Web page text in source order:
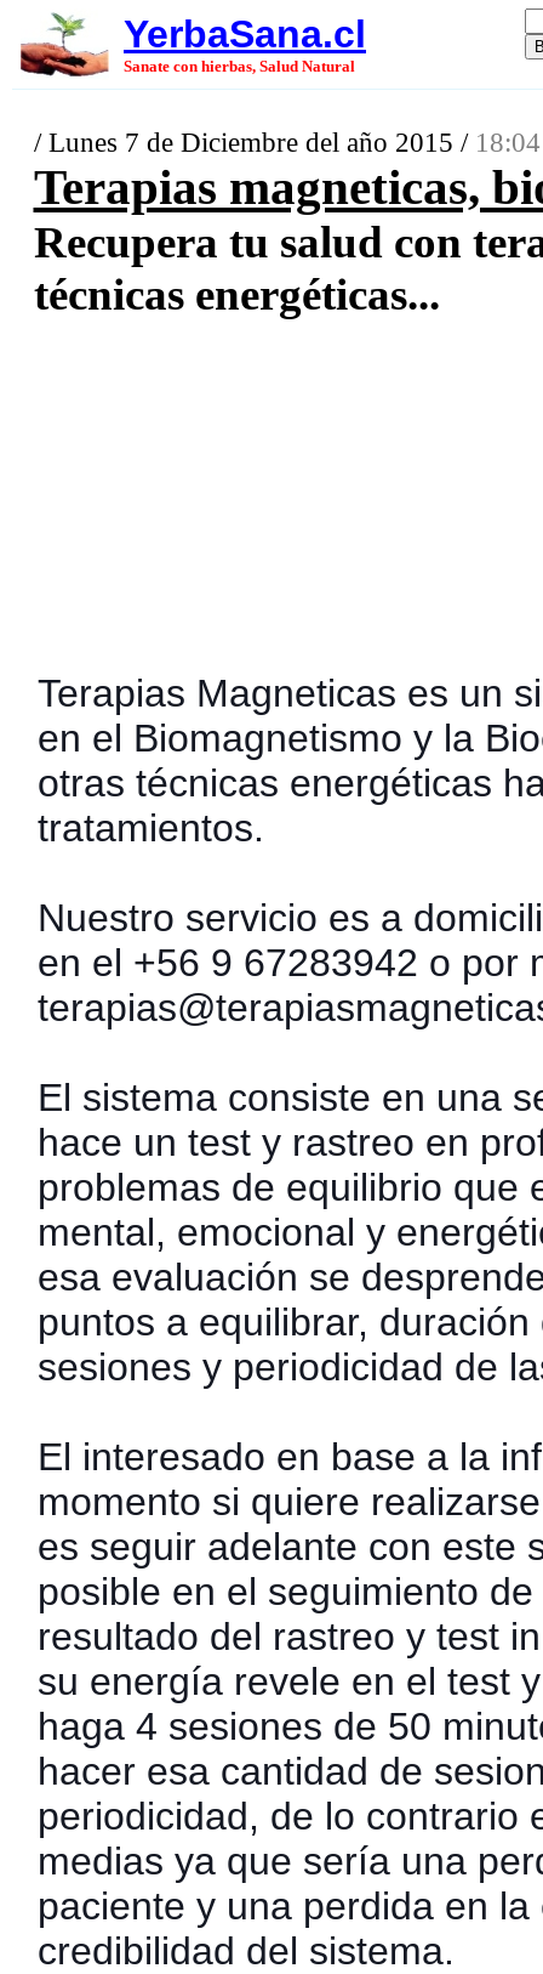
YerbaSana.cl
Sanate con hierbas, Salud Natural
/ Lunes 7 de Diciembre del año 2015 /
Terapias magneticas,
Recupera tu salud con
técnicas energéticas...
Terapias Magneticas es un
en el Biomagnetismo y la
otras técnicas energéticas
tratamientos.
Nuestro servicio es a
en el +56 9 67283942 o por
El sistema consiste en una
hace un test y rastreo en
problemas de equilibrio que
mental, emocional y
esa evaluación se
puntos a equilibrar,
sesiones y periodicidad de
El interesado en base a la
momento si quiere
es seguir adelante con este
posible en el seguimiento
resultado del rastreo y test
su energía revele en el test
haga 4 sesiones de 50
hacer esa cantidad de
periodicidad, de lo contrario
medias ya que sería una
paciente y una perdida en
credibilidad del sistema.